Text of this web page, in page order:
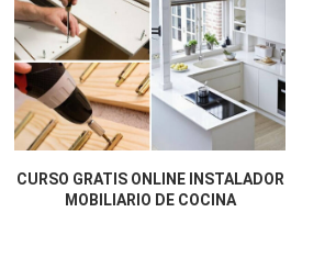
CURSO GRATIS ONLINE INSTALADOR
MOBILIARIO DE COCINA